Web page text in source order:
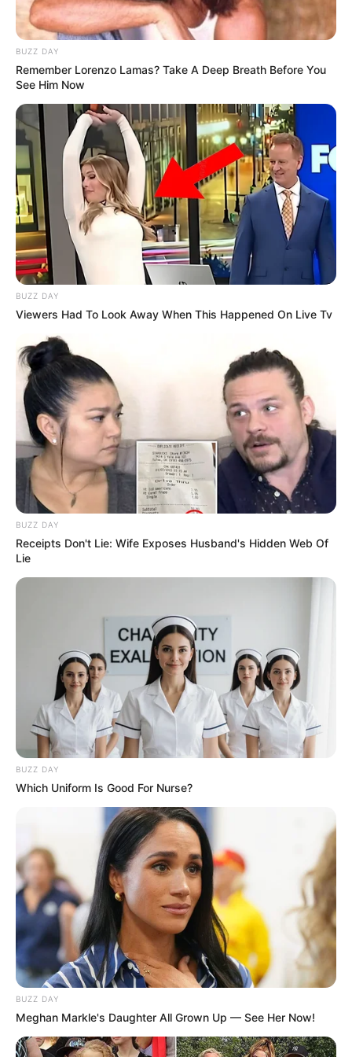
Langka Banget! 10 Pose Lucu
Katak yang Bikin Ketawa
Gemes
Ambyar! 10 Kalimat Baper
Pakai Bahasa Jawa Ini Bikin
Galau Abis
Fail! 10 Potret Makanan Gagal
Dimasak yang Bikin Kamu
Nggak Selera
10 Pose Manekin Anti
Mainstream yang Konyol
Banget
8 Kata Lucu Seputar Malam
Minggu ala Jomblo yang Bikin
Ngenes
BUZZ DAY
Remember Lorenzo Lamas? Take A Deep Breath Before You
See Him Now
BUZZ DAY
Viewers Had To Look Away When This Happened On Live Tv
BUZZ DAY
Receipts Don't Lie: Wife Exposes Husband's Hidden Web Of
Lie
BUZZ DAY
Which Uniform Is Good For Nurse?
BUZZ DAY
Meghan Markle's Daughter All Grown Up — See Her Now!